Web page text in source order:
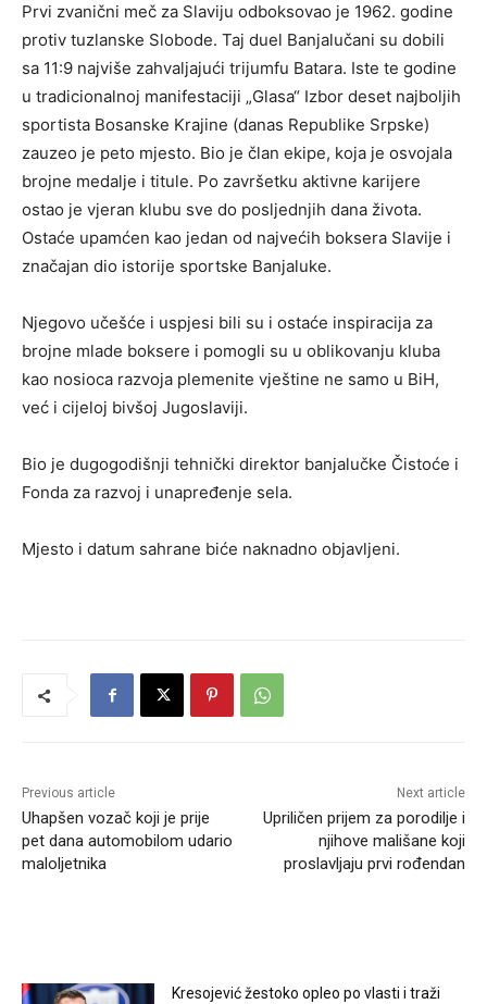
Prvi zvanični meč za Slaviju odboksovao je 1962. godine
protiv tuzlanske Slobode. Taj duel Banjalučani su dobili
sa 11:9 najviše zahvaljajući trijumfu Batara. Iste te godine
u tradicionalnoj manifestaciji „Glasa“ Izbor deset najboljih
sportista Bosanske Krajine (danas Republike Srpske)
zauzeo je peto mjesto. Bio je član ekipe, koja je osvojala
brojne medalje i titule. Po završetku aktivne karijere
ostao je vjeran klubu sve do posljednjih dana života.
Ostaće upamćen kao jedan od najvećih boksera Slavije i
značajan dio istorije sportske Banjaluke.
Njegovo učešće i uspjesi bili su i ostaće inspiracija za
brojne mlade boksere i pomogli su u oblikovanju kluba
kao nosioca razvoja plemenite vještine ne samo u BiH,
već i cijeloj bivšoj Jugoslaviji.
Bio je dugogodišnji tehnički direktor banjalučke Čistoće i
Fonda za razvoj i unapređenje sela.
Mjesto i datum sahrane biće naknadno objavljeni.
Previous article
Uhapšen vozač koji je prije
pet dana automobilom udario
maloljetnika
Next article
Upriličen prijem za porodilje i
njihove mališane koji
proslavljaju prvi rođendan
Kresojević žestoko opleo po vlasti i traži